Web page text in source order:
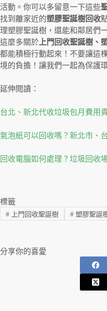
活動。你可以多留意一下這些
找到離家近的塑膠聖誕樹回收
理塑膠聖誕樹，還能和鄰居們
這麼多關於 上門回收聖誕樹、
都能積極行動起來！不要讓這
境的負擔！讓我們一起為保護
延伸閱讀：
台北、新北代收垃圾包月費用
氣泡紙可以回收嗎？新北市、
回收電腦如何處理？垃圾回收
標籤
#上門回收聖誕樹 #塑膠聖誕
分享你的喜愛